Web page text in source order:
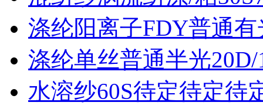
涤纶阳离子FDY普通有
涤纶单丝普通半光20D/
水溶纱60S待定待定待